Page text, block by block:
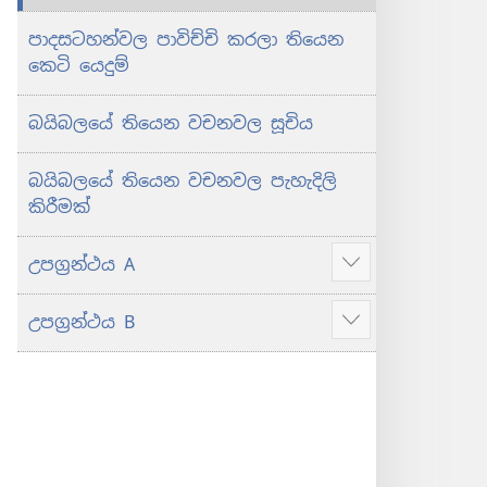
විතර
පාදසටහන්වල පාවිච්චි කරලා තියෙන
කෙටි යෙදුම්
බයිබලයේ තියෙන වචනවල සූචිය
බයිබලයේ තියෙන වචනවල පැහැදිලි
කිරීමක්
උපග්‍රන්ථය A
Show
more
උපග්‍රන්ථය B
Show
more